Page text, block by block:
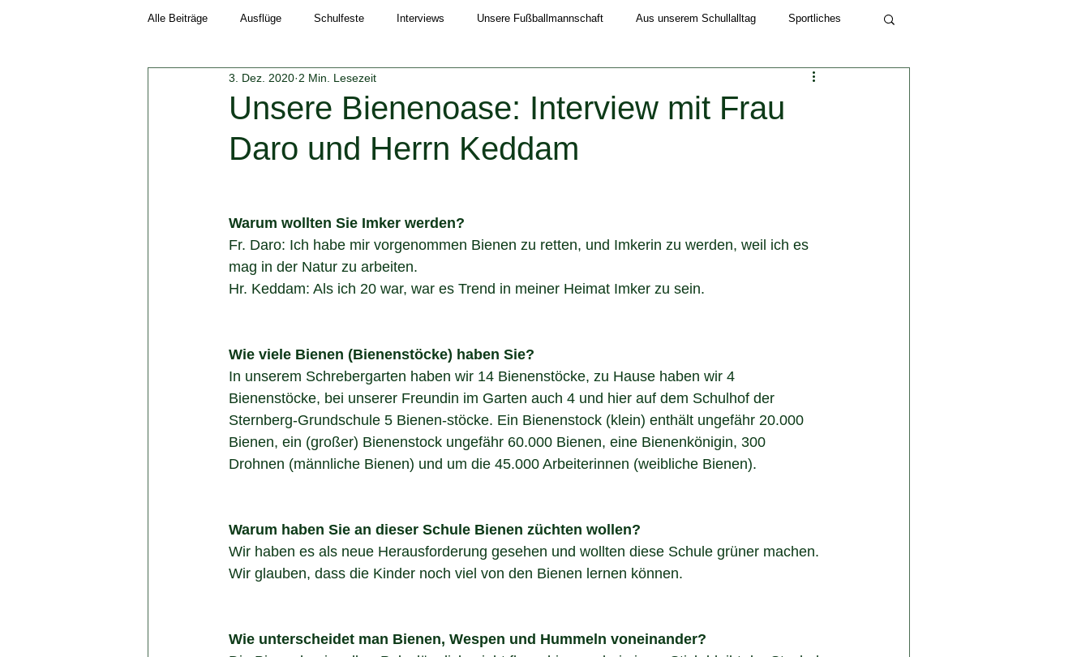
Alle Beiträge Ausflüge Schulfeste Interviews Unsere Fußballmannschaft Aus unserem Schullalltag Sportliches
Schuljahr 2018/19 Neuigkeiten Schuljahr 2022/23
Schuljahr 2023/24 Schuljahr 2024/25 Schuljahr 2025/26
Unsere Bienenoase: Interview mit Frau
Daro und Herrn Keddam
3. Dez. 2020 2 Min. Lesezeit
Warum wollten Sie Imker werden?
Fr. Daro: Ich habe mir vorgenommen Bienen zu retten, und Imkerin zu werden, weil ich es
mag in der Natur zu arbeiten.
Hr. Keddam: Als ich 20 war, war es Trend in meiner Heimat Imker zu sein.
Wie viele Bienen (Bienenstöcke) haben Sie?
In unserem Schrebergarten haben wir 14 Bienenstöcke, zu Hause haben wir 4
Bienenstöcke, bei unserer Freundin im Garten auch 4 und hier auf dem Schulhof der
Sternberg-Grundschule 5 Bienen-stöcke. Ein Bienenstock (klein) enthält ungefähr 20.000
Bienen, ein (großer) Bienenstock ungefähr 60.000 Bienen, eine Bienenkönigin, 300
Drohnen (männliche Bienen) und um die 45.000 Arbeiterinnen (weibliche Bienen).
Warum haben Sie an dieser Schule Bienen züchten wollen?
Wir haben es als neue Herausforderung gesehen und wollten diese Schule grüner machen.
Wir glauben, dass die Kinder noch viel von den Bienen lernen können.
Wie unterscheidet man Bienen, Wespen und Hummeln voneinander?